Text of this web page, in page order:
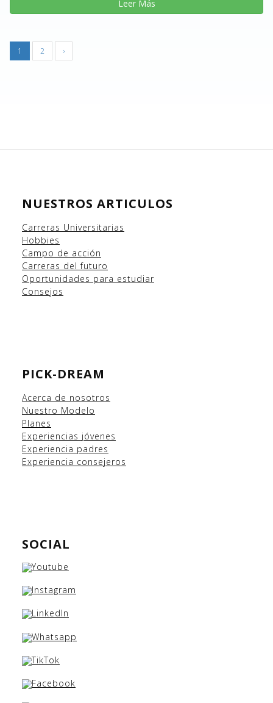
Leer Más
1 2 ›
NUESTROS ARTICULOS
Carreras Universitarias
Hobbies
Campo de acción
Carreras del futuro
Oportunidades para estudiar
Consejos
PICK-DREAM
Acerca de nosotros
Nuestro Modelo
Planes
Experiencias jóvenes
Experiencia padres
Experiencia consejeros
SOCIAL